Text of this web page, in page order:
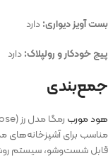
بست آویز دیواری:دارد
پیچ خودکار و رولپلاک:دارد
جمع‌بندی
هود مورب